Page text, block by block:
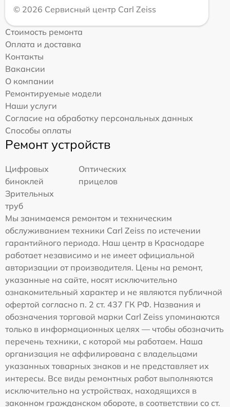
© 2026 Сервисный центр Carl Zeiss
Стоимость ремонта
Оплата и доставка
Контакты
Вакансии
О компании
Ремонтируемые модели
Наши услуги
Согласие на обработку персональных данных
Способы оплаты
Ремонт устройств
Цифровых
биноклей
Оптических
прицелов
Зрительных
труб
Мы занимаемся ремонтом и техническим
обслуживанием техники Carl Zeiss по истечении
гарантийного периода. Наш центр в Краснодаре
работает независимо и не имеет официальной
авторизации от производителя. Цены на ремонт,
указанные на сайте, носят исключительно
ознакомительный характер и не являются публичной
офертой согласно п. 2 ст. 437 ГК РФ. Названия и
обозначения торговой марки Carl Zeiss упоминаются
только в информационных целях — чтобы обозначить
перечень техники, с которой мы работаем. Наша
организация не аффилирована с владельцами
указанных товарных знаков и не представляет их
интересы. Все виды ремонтных работ выполняются
исключительно на устройствах, находящихся в
законном гражданском обороте, в соответствии со ст.